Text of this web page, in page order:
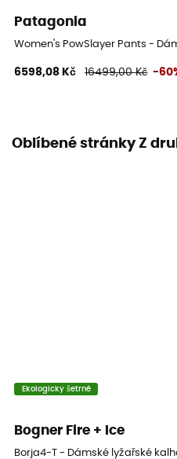
Patagonia
Women's PowSlayer Pants -
6598,08 Kč 16499,00 Kč -
Oblíbené stránky Z
Ekologicky šetrné
Bogner Fire + Ice
Borja4-T - Dámské lyžařské